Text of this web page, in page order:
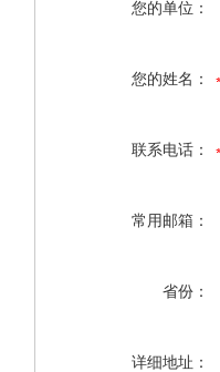
您的单位：
您的姓名：
联系电话：
常用邮箱：
省份：
详细地址：